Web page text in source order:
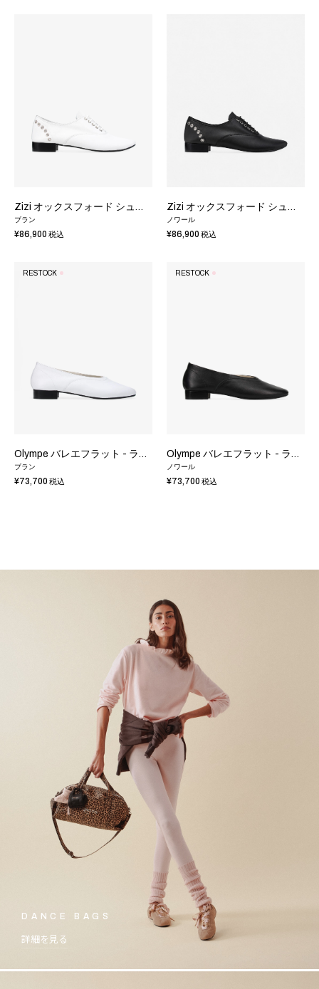
Zizi オックスフォード シューズ - ラバーソール - EUサイズ
ブラン
¥86,900 税込
Zizi オックスフォード シューズ - ラバーソール - EUサイズ
ノワール
¥86,900 税込
RESTOCK
Olympe バレエフラット - ラバーソール - EUサイズ
ブラン
¥73,700 税込
RESTOCK
Olympe バレエフラット - ラバーソール - EUサイズ
ノワール
¥73,700 税込
DANCE BAGS
詳細を見る